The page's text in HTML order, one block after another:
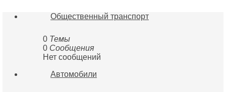
Общественный транспорт
0 Темы
0 Сообщения
Нет сообщений
Автомобили